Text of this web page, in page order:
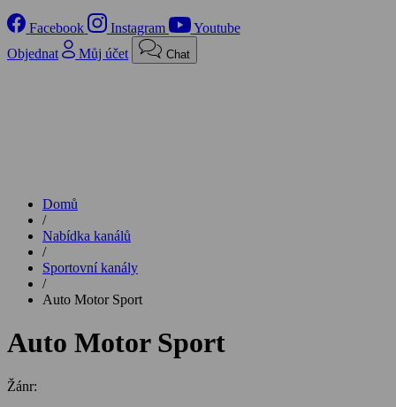
Facebook Instagram
Youtube
Objednat
Můj účet Chat
Domů
/
Nabídka kanálů
/
Sportovní kanály
/
Auto Motor Sport
Auto Motor Sport
Žánr: